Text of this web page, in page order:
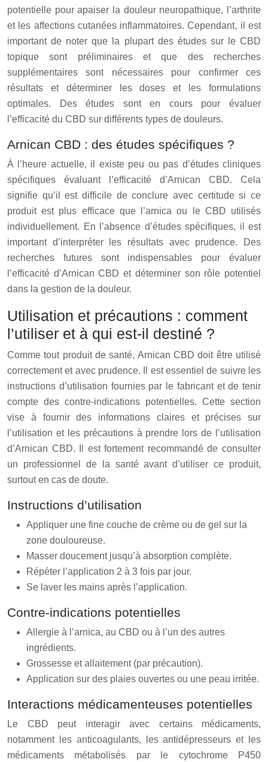
potentielle pour apaiser la douleur neuropathique, l’arthrite
et les affections cutanées inflammatoires. Cependant, il est
important de noter que la plupart des études sur le CBD
topique sont préliminaires et que des recherches
supplémentaires sont nécessaires pour confirmer ces
résultats et déterminer les doses et les formulations
optimales. Des études sont en cours pour évaluer
l’efficacité du CBD sur différents types de douleurs.
Arnican CBD : des études spécifiques ?
À l’heure actuelle, il existe peu ou pas d’études cliniques
spécifiques évaluant l’efficacité d’Arnican CBD. Cela
signifie qu’il est difficile de conclure avec certitude si ce
produit est plus efficace que l’arnica ou le CBD utilisés
individuellement. En l’absence d’études spécifiques, il est
important d’interpréter les résultats avec prudence. Des
recherches futures sont indispensables pour évaluer
l’efficacité d’Arnican CBD et déterminer son rôle potentiel
dans la gestion de la douleur.
Utilisation et précautions : comment
l’utiliser et à qui est-il destiné ?
Comme tout produit de santé, Arnican CBD doit être utilisé
correctement et avec prudence. Il est essentiel de suivre les
instructions d’utilisation fournies par le fabricant et de tenir
compte des contre-indications potentielles. Cette section
vise à fournir des informations claires et précises sur
l’utilisation et les précautions à prendre lors de l’utilisation
d’Arnican CBD. Il est fortement recommandé de consulter
un professionnel de la santé avant d’utiliser ce produit,
surtout en cas de doute.
Instructions d’utilisation
Appliquer une fine couche de crème ou de gel sur la
zone douloureuse.
Masser doucement jusqu’à absorption complète.
Répéter l’application 2 à 3 fois par jour.
Se laver les mains après l’application.
Contre-indications potentielles
Allergie à l’arnica, au CBD ou à l’un des autres
ingrédients.
Grossesse et allaitement (par précaution).
Application sur des plaies ouvertes ou une peau irritée.
Interactions médicamenteuses potentielles
Le CBD peut interagir avec certains médicaments,
notamment les anticoagulants, les antidépresseurs et les
médicaments métabolisés par le cytochrome P450